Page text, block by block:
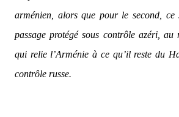
arménien, alors que pour le second,
passage protégé sous contrôle azéri, au
qui relie l’Arménie à ce qu’il reste du
contrôle russe.